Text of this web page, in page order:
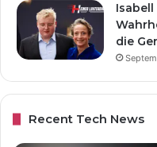
die
Recent Tech News